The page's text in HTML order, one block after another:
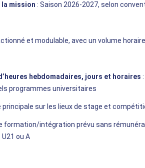
la mission : Saison 2026-2027, selon
et modulable, avec un volume
hebdomadaires, jours et horaires :
programmes universitaires
principale sur les lieuxde stage et
formation/intégration prévu sans
ou A